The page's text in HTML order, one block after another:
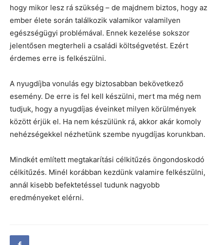
hogy mikor lesz rá szükség – de majdnem biztos, hogy az
ember élete során találkozik valamikor valamilyen
egészségügyi problémával. Ennek kezelése sokszor
jelentősen megterheli a családi költségvetést. Ezért
érdemes erre is felkészülni.
A nyugdíjba vonulás egy biztosabban bekövetkező
esemény. De erre is fel kell készülni, mert ma még nem
tudjuk, hogy a nyugdíjas éveinket milyen körülmények
között érjük el. Ha nem készülünk rá, akkor akár komoly
nehézségekkel nézhetünk szembe nyugdíjas korunkban.
Mindkét említett megtakarítási célkitűzés öngondoskodó
célkitűzés. Minél korábban kezdünk valamire felkészülni,
annál kisebb befektetéssel tudunk nagyobb
eredményeket elérni.